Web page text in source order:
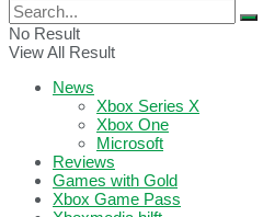
No Result
View All Result
News
Xbox Series X
Xbox One
Microsoft
Reviews
Games with Gold
Xbox Game Pass